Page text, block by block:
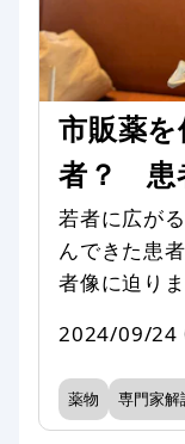
市販薬
者？ 患
若者に広が
んできた患
者像に迫りま
2024/09/24
薬物 専門家解